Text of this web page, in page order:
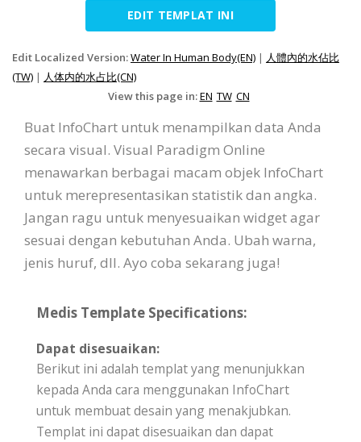
EDIT TEMPLAT INI
Edit Localized Version:Water In Human Body(EN) | 人體內的水佔比
(TW) | 人体内的水占比(CN)
View this page in:EN TW CN
Buat InfoChart untuk menampilkan data Anda
secara visual. Visual Paradigm Online
menawarkan berbagai macam objek InfoChart
untuk merepresentasikan statistik dan angka.
Jangan ragu untuk menyesuaikan widget agar
sesuai dengan kebutuhan Anda. Ubah warna,
jenis huruf, dll. Ayo coba sekarang juga!
Medis Template Specifications:
Dapat disesuaikan:
Berikut ini adalah templat yang menunjukkan
kepada Anda cara menggunakan InfoChart
untuk membuat desain yang menakjubkan.
Templat ini dapat disesuaikan dan dapat